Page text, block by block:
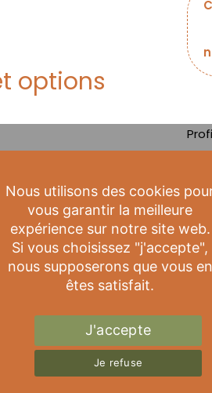
options
4
+ lit
Nous utilisons des cookies
vous garantir la meilleure
expérience sur notre site web.
Si vous choisissez "j'accepte",
nous supposerons que vous en
êtes satisfait.
J'accepte
Je refuse